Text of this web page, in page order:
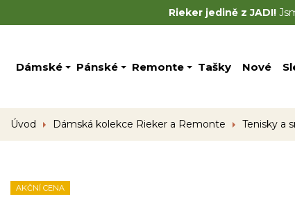
Rieker jedině z JADI!
Dámské Pánské Remonte Tašky Nové
Úvod Dámská kolekce Rieker a Remonte Tenisky a
AKČNÍ CENA